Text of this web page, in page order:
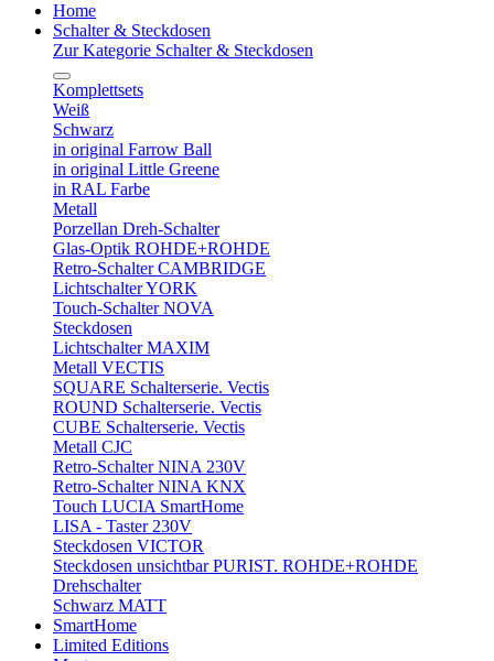
Home
Schalter & Steckdosen
Zur Kategorie Schalter & Steckdosen
Komplettsets
Weiß
Schwarz
in original Farrow Ball
in original Little Greene
in RAL Farbe
Metall
Porzellan Dreh-Schalter
Glas-Optik ROHDE+ROHDE
Retro-Schalter CAMBRIDGE
Lichtschalter YORK
Touch-Schalter NOVA
Steckdosen
Lichtschalter MAXIM
Metall VECTIS
SQUARE Schalterserie. Vectis
ROUND Schalterserie. Vectis
CUBE Schalterserie. Vectis
Metall CJC
Retro-Schalter NINA 230V
Retro-Schalter NINA KNX
Touch LUCIA SmartHome
LISA - Taster 230V
Steckdosen VICTOR
Steckdosen unsichtbar PURIST. ROHDE+ROHDE
Drehschalter
Schwarz MATT
SmartHome
Limited Editions